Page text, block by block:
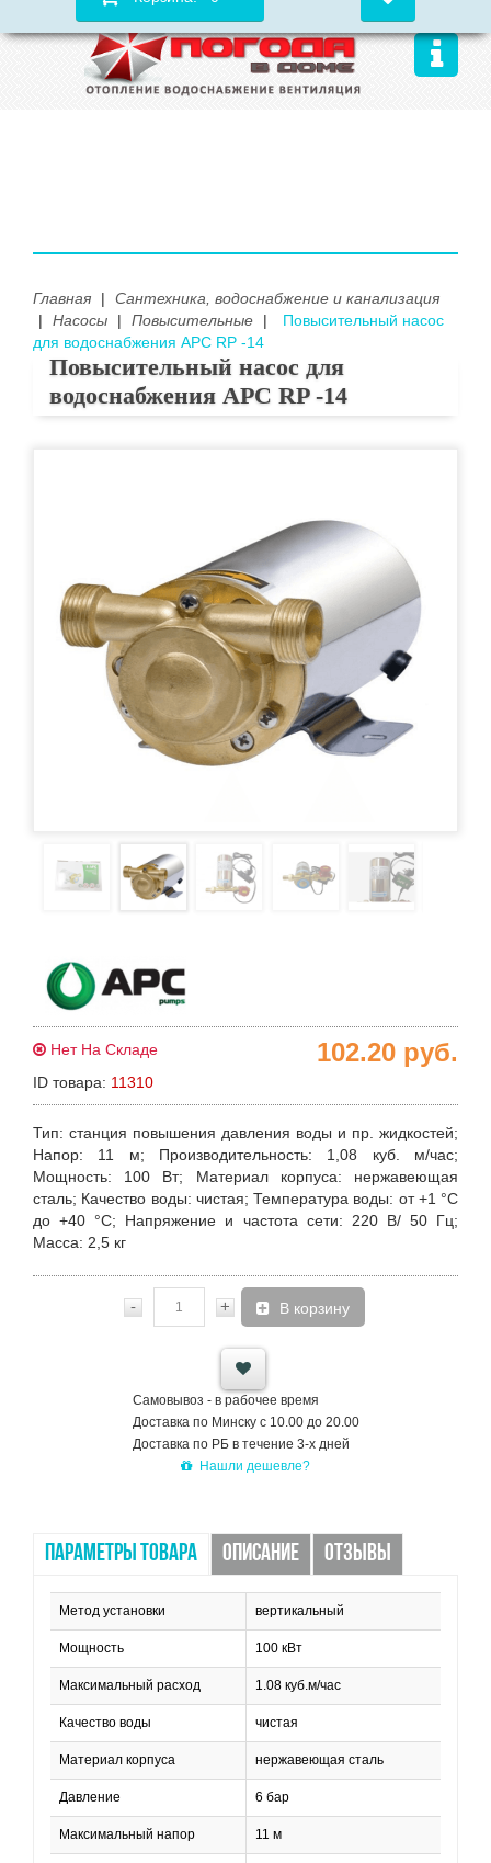
Главная |
Сантехника, водоснабжение и канализация
|
Насосы | Повысительные |
Повысительный насос
для водоснабжения APC RP -14
Повысительный насос для
водоснабжения APC RP -14
Нет На Складе
ID товара: 11310
102.20 руб.
Тип: станция повышения давления воды и пр. жидкостей;
Напор: 11 м; Производительность: 1,08 куб. м/час;
Мощность: 100 Вт; Материал корпуса: нержавеющая
сталь; Качество воды: чистая; Температура воды: от +1 °С
до +40 °С; Напряжение и частота сети: 220 В/ 50 Гц;
Масса: 2,5 кг
- + В корзину
Самовывоз - в рабочее время
Доставка по Минску с 10.00 до 20.00
Доставка по РБ в течение 3-х дней
Нашли дешевле?
ПАРАМЕТРЫ ТОВАРА ОПИСАНИЕ ОТЗЫВЫ
Метод установки вертикальный
Мощность 100 кВт
Максимальный расход 1.08 куб.м/час
Качество воды чистая
Материал корпуса нержавеющая сталь
Давление 6 бар
Максимальный напор 11 м